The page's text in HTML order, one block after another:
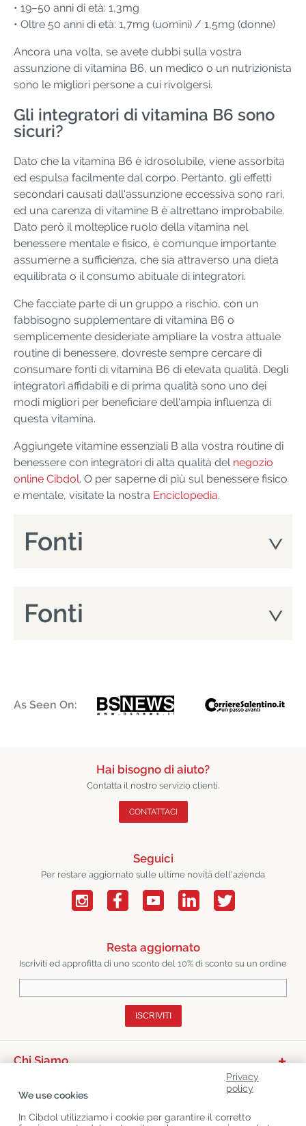
• 19–50 anni di età: 1,3mg
• Oltre 50 anni di età: 1,7mg (uomini) / 1,5mg (donne)
Ancora una volta, se avete dubbi sulla vostra
assunzione di vitamina B6, un medico o un nutrizionista
sono le migliori persone a cui rivolgersi.
Gli integratori di vitamina B6 sono
sicuri?
Dato che la vitamina B6 è idrosolubile, viene assorbita
ed espulsa facilmente dal corpo. Pertanto, gli effetti
secondari causati dall'assunzione eccessiva sono rari,
ed una carenza di vitamine B è altrettano improbabile.
Dato però il molteplice ruolo della vitamina nel
benessere mentale e fisico, è comunque importante
assumerne a sufficienza, che sia attraverso una dieta
equilibrata o il consumo abituale di integratori.
Che facciate parte di un gruppo a rischio, con un
fabbisogno supplementare di vitamina B6 o
semplicemente desideriate ampliare la vostra attuale
routine di benessere, dovreste sempre cercare di
consumare fonti di vitamina B6 di elevata qualità. Degli
integratori affidabili e di prima qualità sono uno dei
modi migliori per beneficiare dell'ampia influenza di
questa vitamina.
Aggiungete vitamine essenziali B alla vostra routine di
benessere con integratori di alta qualità del negozio
online Cibdol. O per saperne di più sul benessere fisico
e mentale, visitate la nostra Enciclopedia.
Fonti
Fonti
As Seen On:
Hai bisogno di aiuto?
Contatta il nostro servizio clienti.
CONTATTACI
Seguici
Per restare aggiornato sulle ultime novità dell'azienda
Resta aggiornato
Iscriviti ed approfitta di uno sconto del 10% di sconto su un ordine
ISCRIVITI
Chi Siamo
Privacy
policy
We use cookies
In Cibdol utilizziamo i cookie per garantire il corretto